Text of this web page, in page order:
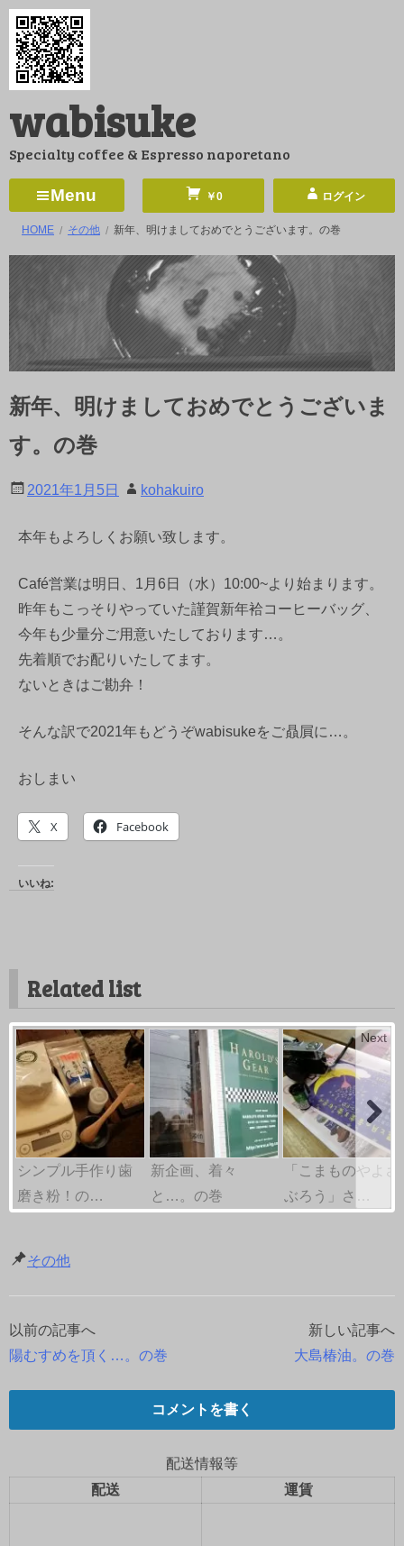
コ
ン
ツ
ス
ッ
wabisuke
Specialty coffee & Espresso naporetano
Menu ￥0 ログイン
HOME その他 新年、明けましておめでとうございます。の巻
新年、明けましておめでとうございま
す。の巻
2021年1月5日 kohakuiro
本年もよろしくお願い致します。
Café営業は明日、1月6日（水）10:00~より始まります。
昨年もこっそりやっていた謹賀新年袷コーヒーバッグ、
今年も少量分ご用意いたしております…。
先着順でお配りいたしてます。
ないときはご勘弁！
そんな訳で2021年もどうぞwabisukeをご贔屓に…。
おしまい
X Facebook
いいね:
Related list
シンプル手作り歯
磨き粉！の…
新企画、着々
と…。の巻
「こまものやよさ
ぶろう」さ…
Next
その他
投
以前の記事へ
陽むすめを頂く…。の巻
新しい記事へ
大島椿油。の巻
コメントを書く
配送情報等
配送
運賃